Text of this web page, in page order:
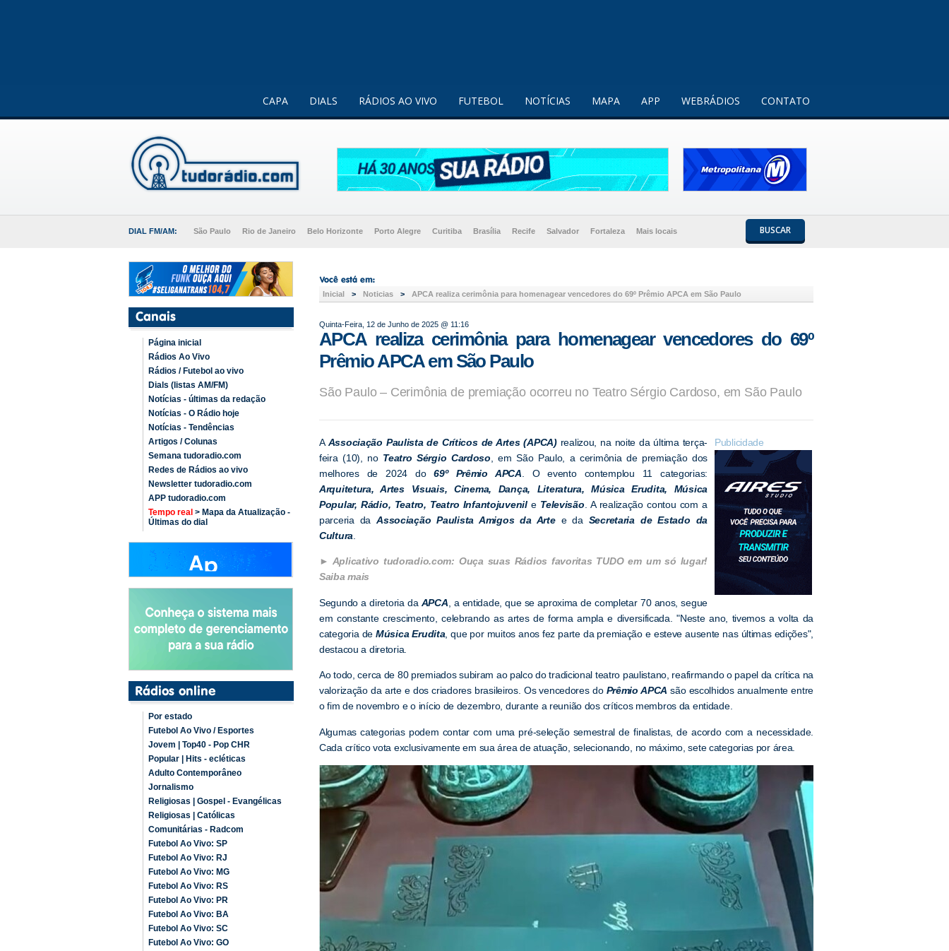
CAPA DIALS RÁDIOS AO VIVO FUTEBOL NOTÍCIAS MAPA APP WEBRÁDIOS CONTATO
DIAL FM/AM: São Paulo Rio de Janeiro Belo Horizonte Porto Alegre Curitiba Brasília Recife Salvador Fortaleza Mais locais BUSCAR
Página inicial
Rádios Ao Vivo
Rádios / Futebol ao vivo
Dials (listas AM/FM)
Notícias - últimas da redação
Notícias - O Rádio hoje
Notícias - Tendências
Artigos / Colunas
Semana tudoradio.com
Redes de Rádios ao vivo
Newsletter tudoradio.com
APP tudoradio.com
Tempo real > Mapa da Atualização -
Últimas do dial
Por estado
Futebol Ao Vivo / Esportes
Jovem | Top40 - Pop CHR
Popular | Hits - ecléticas
Adulto Contemporâneo
Jornalismo
Religiosas | Gospel - Evangélicas
Religiosas | Católicas
Comunitárias - Radcom
Futebol Ao Vivo: SP
Futebol Ao Vivo: RJ
Futebol Ao Vivo: MG
Futebol Ao Vivo: RS
Futebol Ao Vivo: PR
Futebol Ao Vivo: BA
Futebol Ao Vivo: SC
Futebol Ao Vivo: GO
Inicial > Noticias > APCA realiza cerimônia para homenagear vencedores do 69º Prêmio APCA em São Paulo
Quinta-Feira, 12 de Junho de 2025 @ 11:16
APCA realiza cerimônia para homenagear vencedores do 69º
Prêmio APCA em São Paulo
São Paulo – Cerimônia de premiação ocorreu no Teatro Sérgio Cardoso, em São Paulo
Publicidade
A Associação Paulista de Críticos de Artes (APCA)realizou, na noite da última terça-
feira (10), no Teatro Sérgio Cardoso , em São Paulo, a cerimônia de premiação dos
melhores de 2024 do69º Prêmio APCA . O evento contemplou 11 categorias:
Arquitetura, Artes Visuais, Cinema, Dança, Literatura, Música Erudita, Música
Popular, Rádio, Teatro, Teatro Infantojuvenile Televisão . A realização contou com a
parceria daAssociação Paulista Amigos da Artee da Secretaria de Estado da
Cultura
Aplicativo tudoradio.com: Ouça suas Rádios favoritas TUDO em um só lugar!
Saiba mais
Segundo a diretoria da APCA , a entidade, que se aproxima de completar 70 anos, segue
em constante crescimento, celebrando as artes de forma ampla e diversificada. "Neste ano, tivemos a volta da
categoria deMúsica Erudita , que por muitos anos fez parte da premiação e esteve ausente nas últimas edições",
destacou a diretoria.
Ao todo, cerca de 80 premiados subiram ao palco do tradicional teatro paulistano, reafirmando o papel da crítica na
valorização da arte e dos criadores brasileiros. Os vencedores do Prêmio APCA são escolhidos anualmente entre
o fim de novembro e o início de dezembro, durante a reunião dos críticos membros da entidade.
Algumas categorias podem contar com uma pré-seleção semestral de finalistas, de acordo com a necessidade.
Cada crítico vota exclusivamente em sua área de atuação, selecionando, no máximo, sete categorias por área.